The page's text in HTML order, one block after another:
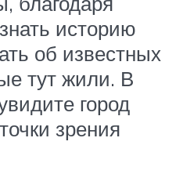
историю
об известных
тут жили. В
город
зрения